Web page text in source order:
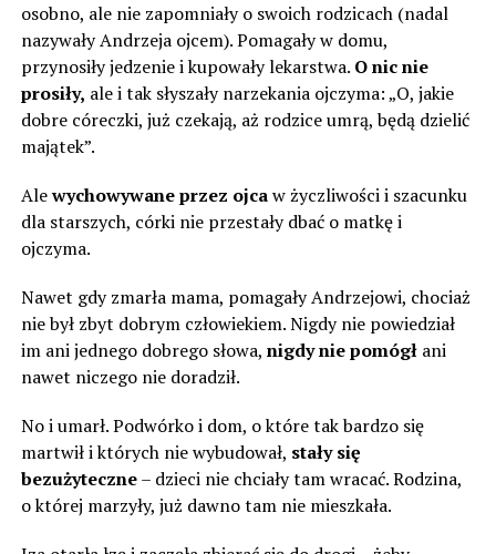
osobno, ale nie zapomniały o swoich rodzicach (nadal
nazywały Andrzeja ojcem). Pomagały w domu,
przynosiły jedzenie i kupowały lekarstwa. O nic nie
prosiły, ale i tak słyszały narzekania ojczyma: „O, jakie
dobre córeczki, już czekają, aż rodzice umrą, będą dzielić
majątek”.
Alewychowywane przez ojcaw życzliwości i szacunku
dla starszych, córki nie przestały dbać o matkę i
ojczyma.
Nawet gdy zmarła mama, pomagały Andrzejowi, chociaż
nie był zbyt dobrym człowiekiem. Nigdy nie powiedział
im ani jednego dobrego słowa, nigdy nie pomógłani
nawet niczego nie doradził.
No i umarł. Podwórko i dom, o które tak bardzo się
martwił i których nie wybudował, stały się
bezużyteczne– dzieci nie chciały tam wracać. Rodzina,
o której marzyły, już dawno tam nie mieszkała.